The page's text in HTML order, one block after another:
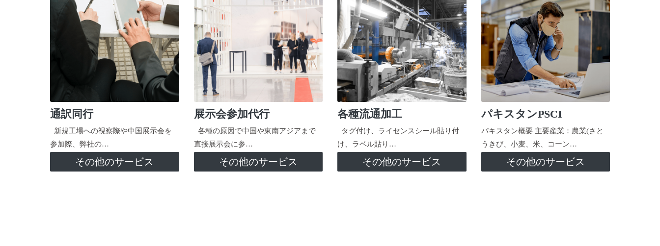
通訳同行
新規工場への視察際や中国展示会を
参加際、弊社の…
その他のサービス
展示会参加代行
各種の原因で中国や東南アジアまで
直接展示会に参…
その他のサービス
各種流通加工
タグ付け、ライセンスシール貼り付
け、ラベル貼り…
その他のサービス
パキスタンPSCI
パキスタン概要 主要産業：農業(さと
うきび、小麦、米、コーン…
その他のサービス